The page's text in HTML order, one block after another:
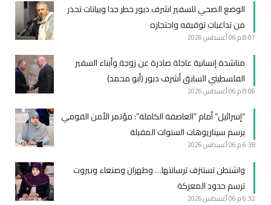
الوضع الصحي للسفير اشرف دبور خطر جدا وبيانات تحذر
من تداعيات توقيفه واحتجازه
8:07 م 06 أغسطس 2026
مناشدة إنسانية عاجلة صادرة عن زوجة وأبناء السفير
الفلسطيني السابق أشرف دبور (أبو محمد)
8:06 م 06 أغسطس 2026
“إسرائيل” أمام “العاصفة الكاملة”: مؤتمر الأمن القومي
يرسم سيناريوهات السنوات المقبلة
6:38 م 06 أغسطس 2026
واشنطن تستنزف ترسانتها… وطهران وصنعاء وبيروت
ترسم حدود المعركة
6:32 م 06 أغسطس 2026